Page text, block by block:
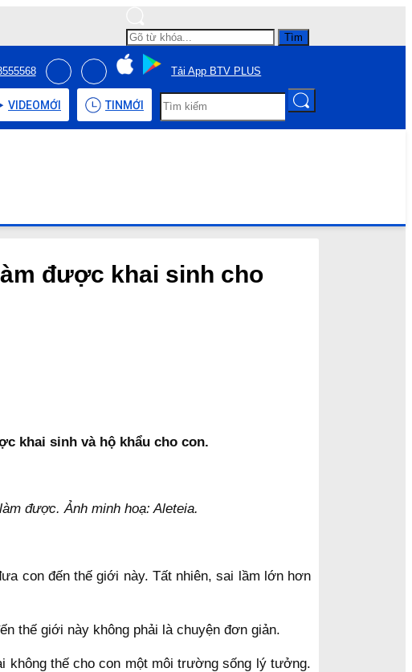
Tìm
Tải App BTV PLUS
VIDEOMỚI TIN MỚI
được khai sinh cho
khai sinh và hộ khẩu cho con.
được. Ảnh minh hoạ: Aleteia.
con đến thế giới này. Tất nhiên, sai lầm lớn hơn
thế giới này không phải là chuyện đơn giản.
không thế cho con một môi trường sống lý tưởng.